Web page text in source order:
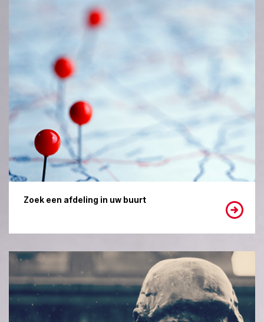
Zoek een afdeling in uw buurt